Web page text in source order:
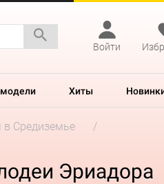
Войти
Хиты
в Средиземье
Эриадора